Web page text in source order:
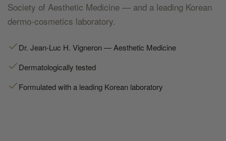
Society of Aesthetic Medicine — and a leading Korean
dermo-cosmetics laboratory.
Dr. Jean-Luc H. Vigneron — Aesthetic Medicine
Dermatologically tested
Formulated with a leading Korean laboratory